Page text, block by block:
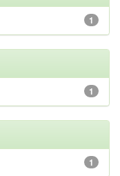
1
1
1